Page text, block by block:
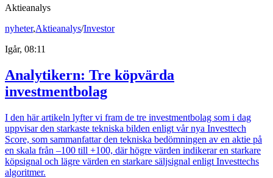
Aktieanalys
nyheter,Aktieanalys/Investor
Igår, 08:11
Analytikern: Tre köpvärda
investmentbolag
I den här artikeln lyfter vi fram de tre investmentbolag som i dag
uppvisar den starkaste tekniska bilden enligt vår nya Investtech
Score, som sammanfattar den tekniska bedömningen av en aktie på
en skala från –100 till +100, där högre värden indikerar en starkare
köpsignal och lägre värden en starkare säljsignal enligt Investtechs
algoritmer.